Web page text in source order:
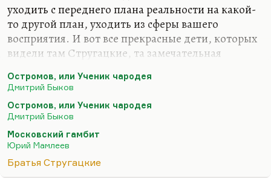
уходить с переднего плана реальности на какой-
то другой план, уходить из сферы вашего
восприятия. И вот все прекрасные дети, которых
видели там Стругацкие, та замечательная
обывателями. Мы же не прослеживали их судьбы.
Значительная часть их уехала, а огромная часть их
перешла на полулегальное существование. Они
ушли с внешнего плана реальности и
переместились куда-то туда, где вы их не видите.
Вот и все. Это очень важная люденская
особенность.
Остромов, или Ученик чародея
Дмитрий Быков
Остромов, или Ученик чародея
Дмитрий Быков
Московский гамбит
Юрий Мамлеев
Братья Стругацкие